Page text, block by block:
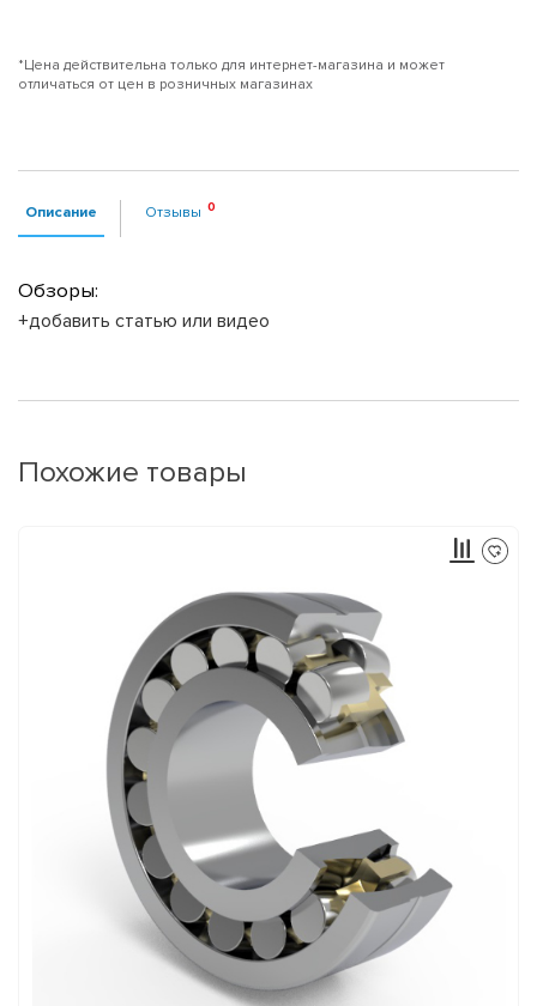
*Цена действительна только для интернет-магазина и может
отличаться от цен в розничных магазинах
Описание Отзывы
Обзоры:
+добавить статью или видео
Похожие товары